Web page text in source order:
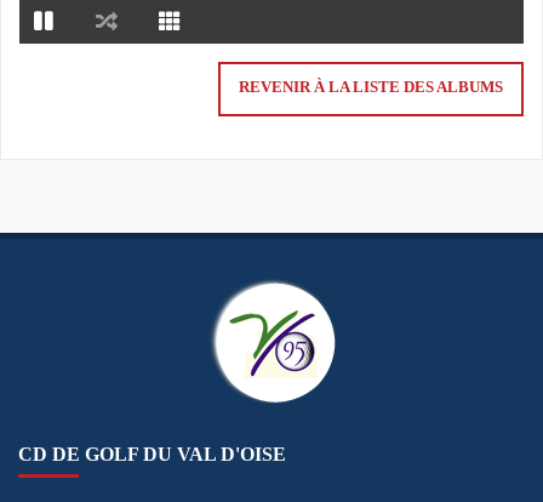
REVENIR À LA LISTE DES ALBUMS
CD DE GOLF DU VAL D'OISE